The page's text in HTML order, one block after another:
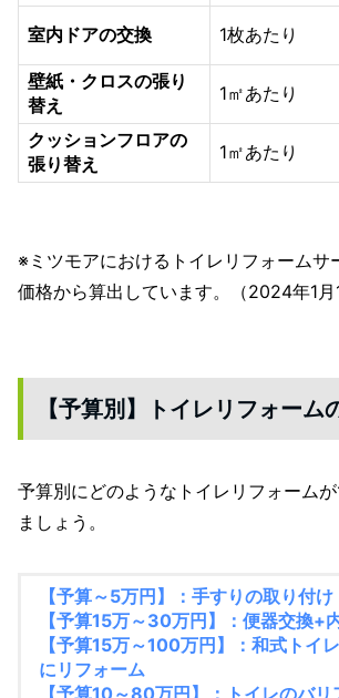
室内ドアの交換 1枚あたり
壁紙・クロスの張り
替え
1㎡あたり
クッションフロアの
張り替え
1㎡あたり
※ミツモアにおけるトイレリフォームサ
価格から算出しています。（2024年1月
【予算別】トイレリフォーム
予算別にどのようなトイレリフォーム
ましょう。
【予算～5万円】：手すりの取り付け
【予算15万～30万円】：便器交換+
【予算15万～100万円】：和式トイ
にリフォーム
【予算10～80万円】：トイレのバ